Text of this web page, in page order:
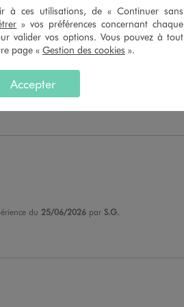
bien
du24/07/2026
du 25/06/2026 par S.G.
à ces utilisations, de « Continuer sans
» vos préférences concernant chaque
valider vos options. Vous pouvez à tout
page « Gestion des cookies ».
Accepter